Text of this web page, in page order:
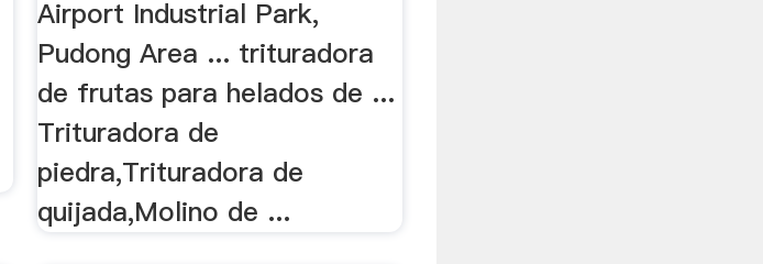
Airport Industrial Park,
Pudong Area ... trituradora
de frutas para helados de ...
Trituradora de
piedra,Trituradora de
quijada,Molino de ...